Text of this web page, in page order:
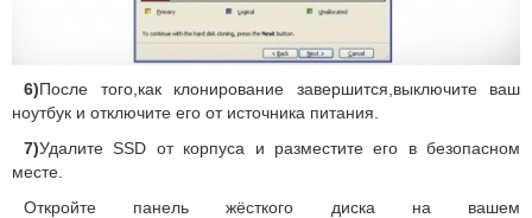
6)После того,как клонирование завершится,выключите ваш
ноутбук и отключите его от источника питания.
7)Удалите SSD от корпуса и разместите его в безопасном
месте.
Откройте панель жёсткого диска на вашем